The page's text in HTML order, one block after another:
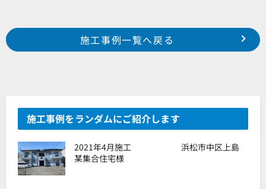
Prev
浜松市 北区 引佐町 F様邸
施工事例一覧へ戻る
施工事例をランダムにご紹介します
2021年4月施工 浜松市中区上島
某集合住宅様